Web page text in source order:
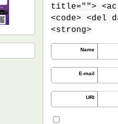
title="">
<code> <del
<strong>
Name
E-mail
URI